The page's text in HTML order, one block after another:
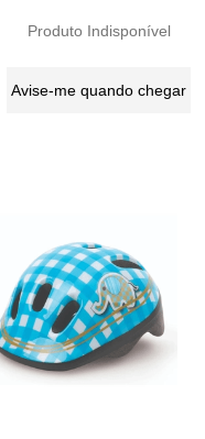
Produto Indisponível
Avise-me quando chegar